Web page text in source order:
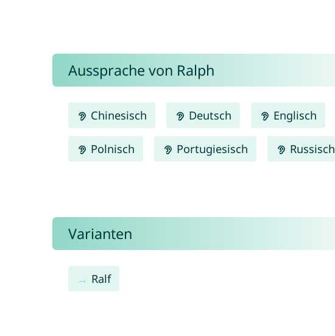
Aussprache von Ralph
Chinesisch Deutsch Englisch
Polnisch Portugiesisch Russisch
Varianten
Ralf